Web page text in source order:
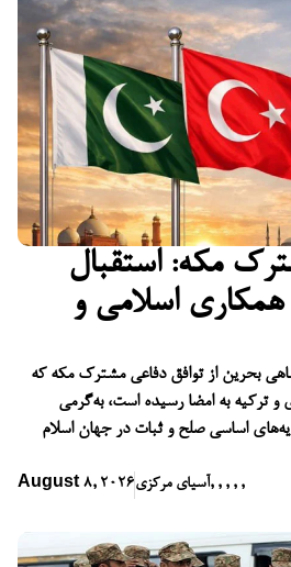
مکه: استقبال
اسلامی و
بحرین از توافق دفاعی مشترک مکه که
و ترکیه به امضا رسیده است، به‌گرمی
اساسی صلح و ثبات در جهان اسلام
August 8, 2026آسیای مرکزی, , , , ,